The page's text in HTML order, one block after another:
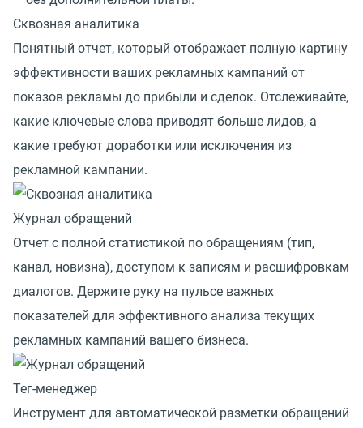
Сквозная аналитика
Понятный отчет, который отображает полную картину
эффективности ваших рекламных кампаний от
показов рекламы до прибыли и сделок. Отслеживайте,
какие ключевые слова приводят больше лидов, а
какие требуют доработки или исключения из
рекламной кампании.
Журнал обращений
Отчет с полной статистикой по обращениям (тип,
канал, новизна), доступом к записям и расшифровкам
диалогов. Держите руку на пульсе важных
показателей для эффективного анализа текущих
рекламных кампаний вашего бизнеса.
Тег-менеджер
Инструмент для автоматической разметки обращений